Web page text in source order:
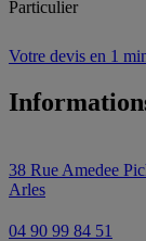
Particulier
Votre devis en 1
38 Rue Amedee
Arles
04 90 99 84 51